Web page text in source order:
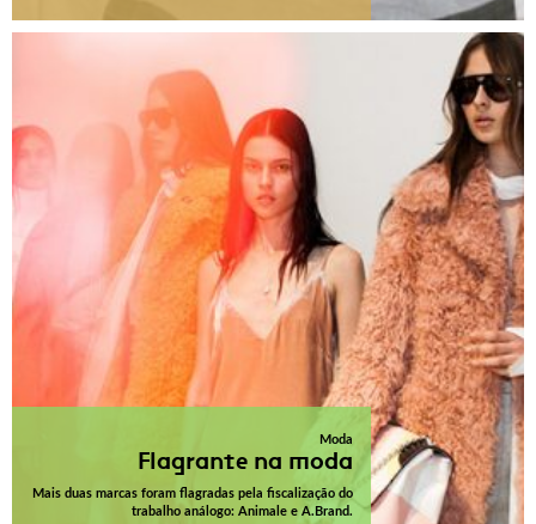
Moda
Flagrante na moda
Mais duas marcas foram flagradas pela fiscalização do
trabalho análogo: Animale e A.Brand.